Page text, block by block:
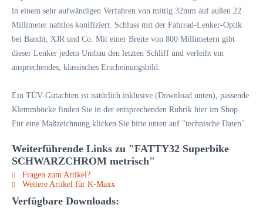
in einem sehr aufwändigen Verfahren von mittig 32mm auf außen 22
Millimeter nahtlos konifiziert. Schluss mit der Fahrrad-Lenker-Optik
bei Bandit, XJR und Co. Mit einer Breite von 800 Millimetern gibt
dieser Lenker jedem Umbau den letzten Schliff und verleiht ein
ansprechendes, klassisches Erscheinungsbild.
Ein TÜV-Gutachten ist natürlich inklusive (Download unten), passende
Klemmböcke finden Sie in der entsprechenden Rubrik hier im Shop.
Für eine Maßzeichnung klicken Sie bitte unten auf "technische Daten".
Weiterführende Links zu "FATTY32 Superbike
SCHWARZCHROM metrisch"
Fragen zum Artikel?
Weitere Artikel für K-Maxx
Verfügbare Downloads: